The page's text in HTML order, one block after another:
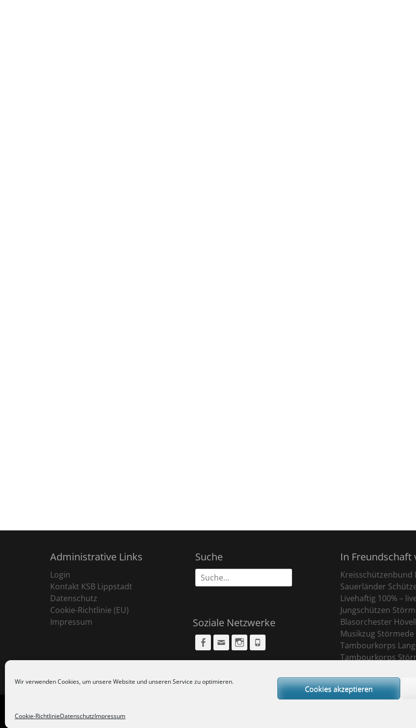
Wir verwenden Cookies, um unsere Website und unseren Service zu optimieren.
Cookies akzeptieren
Cookie-RichtlinieDatenschutzImpressum
Administrative Links
Login
Kontakt KSB Lippstadt
Datenschutz
Cookie-Richtlinie (EU)
Impressum
Suche
Suche
nach:
Soziale Netzwerke
Facebook
Email Instagram
In Freundschaft
Kreisschützenbund
Sauerländer
Livehaftig 100% –
Jungschützen
Blasorchester
Musikzug Störmede
Tambourkorps
Tambourkorps